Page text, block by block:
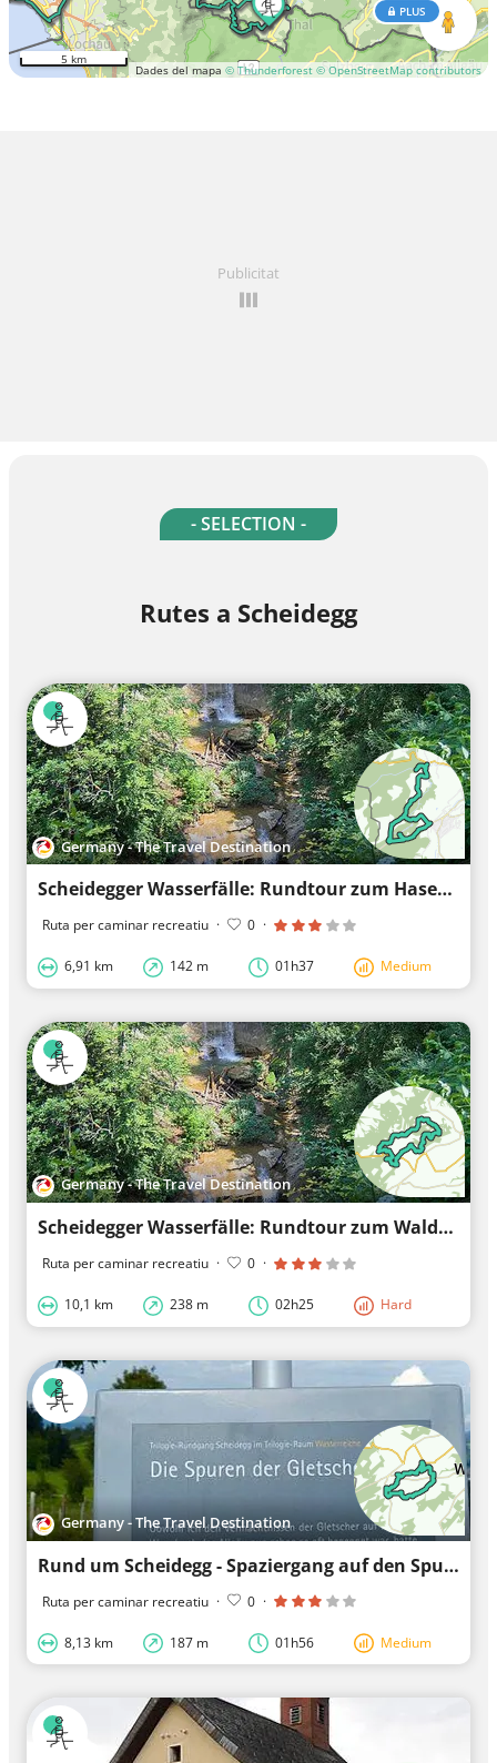
Dades del mapa © Thunderforest © OpenStreetMap contributors
PLUS
5 km
Publicitat
- SELECTION -
Rutes a Scheidegg
Germany - The Travel Destination
Scheidegger Wasserfälle: Rundtour zum Hasenreuter Wasserfall - Westallgäuer Wasserweg 1
Ruta per caminar recreatiu · 0 ·
6,91 km 142 m 01h37 Medium
Germany - The Travel Destination
Scheidegger Wasserfälle: Rundtour zum Waldsee - Westallgäuer Wasserweg 2
Ruta per caminar recreatiu · 0 ·
10,1 km 238 m 02h25 Hard
Germany - The Travel Destination
Rund um Scheidegg - Spaziergang auf den Spuren der Eistzeit - Westallgäuer Wasserweg 5
Ruta per caminar recreatiu · 0 ·
8,13 km 187 m 01h56 Medium